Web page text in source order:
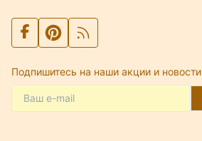
Подпишитесь на наши акции и новости